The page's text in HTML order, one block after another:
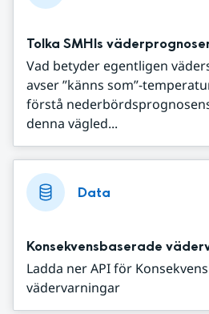
Tolka SMHIs
Vad betyder egentligen
avser ”känns som”-
förstå
denna vägled...
Data
Konsekvensbaserade
Ladda ner API för
vädervarningar